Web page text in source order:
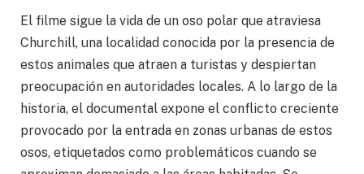
El filme sigue la vida de un oso polar que atraviesa
Churchill, una localidad conocida por la presencia de
estos animales que atraen a turistas y despiertan
preocupación en autoridades locales. A lo largo de la
historia, el documental expone el conflicto creciente
provocado por la entrada en zonas urbanas de estos
osos, etiquetados como problemáticos cuando se